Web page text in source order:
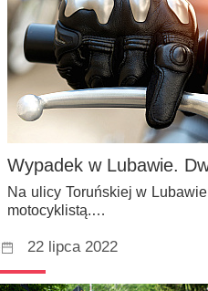
Wypadek w Lubawie.
Na ulicy Toruńskiej w
motocyklistą.…
22 lipca 2022